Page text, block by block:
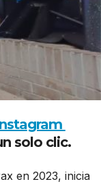
gram
solo clic.
en 2023, inicia